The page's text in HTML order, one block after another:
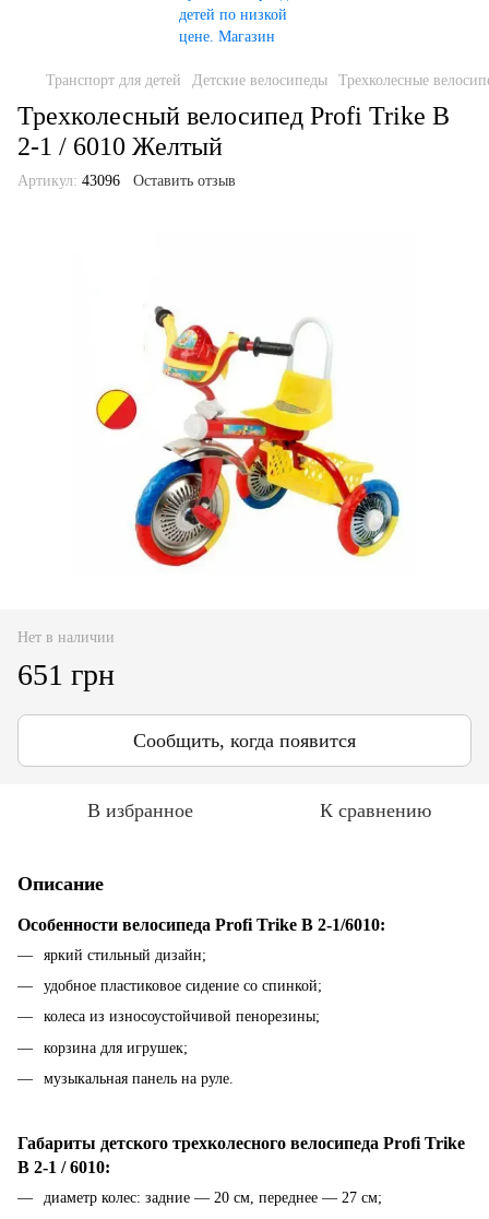
Транспорт для детей Детские велосипеды Трехколесные
Трехколесный велосипед Profi Trike B
2-1 / 6010 Желтый
Артикул: 43096 Оставить отзыв
Нет в наличии
651 грн
Сообщить, когда появится
В избранное К сравнению
Описание
Особенности велосипеда Profi Trike B 2-1/6010:
яркий стильный дизайн;
удобное пластиковое сидение со спинкой;
колеса из износоустойчивой пенорезины;
корзина для игрушек;
музыкальная панель на руле.
Габариты детского трехколесного велосипеда Profi Trike
B 2-1 / 6010:
диаметр колес: задние — 20 см, переднее — 27 см;